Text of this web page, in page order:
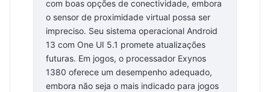
com boas opções de conectividade, embora
o sensor de proximidade virtual possa ser
impreciso. Seu sistema operacional Android
13 com One UI 5.1 promete atualizações
futuras. Em jogos, o processador Exynos
1380 oferece um desempenho adequado,
embora não seja o mais indicado para jogos